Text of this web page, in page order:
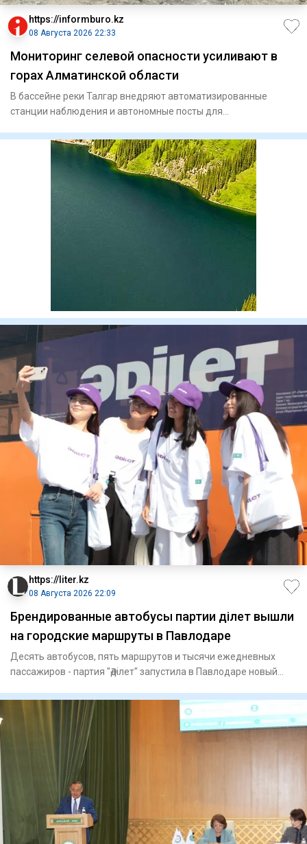
https://informburo.kz
08 Августа 2026 22:33
Мониторинг селевой опасности усиливают в
горах Алматинской области
В бассейне реки Талгар внедряют автоматизированные
станции наблюдения и автономные посты для
https://liter.kz
08 Августа 2026 22:09
Брендированные автобусы партии Әділет вышли
на городские маршруты в Павлодаре
Десять автобусов, пять маршрутов и тысячи ежедневных
пассажиров - партия "Әділет" запустила в Павлодаре новый